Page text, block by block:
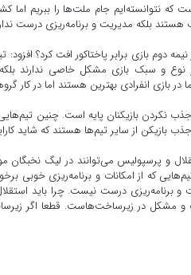
فوتبال خاطرنشان کرد: بیش از ۴۰ سال است که نتوانسته‌ایم
بلکه مدیریت و برنامه‌ریزی درست
بازی برابر پاختاکور افت کرد؟
در نوع و سبک بازی مشکل خاصی ندارند
در بازی انفرادی بهترین هستند اما در کار
نکردن بازیکنان پایه است. چنین تیم‌هایی
بازیکن از سایر تیم‌ها هستند که شاید
و پرسپولیس می‌توانند در لیگ نخبگان
که از امکانات و برنامه‌ریزی خوبی
برنامه‌ریزی درست نیست. چرا باید
و مشکل در زیرساخت‌هاست. قطعا اگر